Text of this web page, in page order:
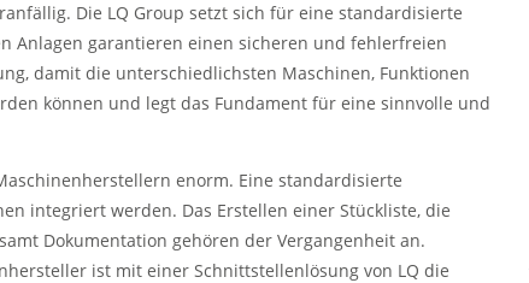
Die LQ Group setzt sich für eine standardisierte
Anlagen garantieren einen sicheren und fehlerfreien
damit die unterschiedlichsten Maschinen, Funktionen
können und legt das Fundament für eine sinnvolle und
enorm. Eine standardisierte
integriert werden. Das Erstellen einer Stückliste, die
Dokumentation gehören der Vergangenheit an.
ist mit einer Schnittstellenlösung von LQ die